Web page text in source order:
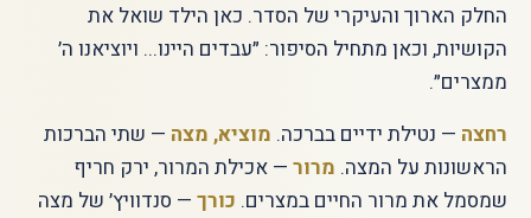
החלק הארוך והעיקרי של הסדר. כאן הילד שואל את
הקושיות, וכאן מתחיל הסיפור: ״עבדים היינו... ויוציאנו ה׳
ממצרים״.
רחצה — נטילת ידיים בברכה. מוציא, מצה — שתי הברכות
הראשונות על המצה. מרור — אכילת המרור, ירק חריף
שמסמל את מרור החיים במצרים. כורך — סנדוויץ׳ של מצה